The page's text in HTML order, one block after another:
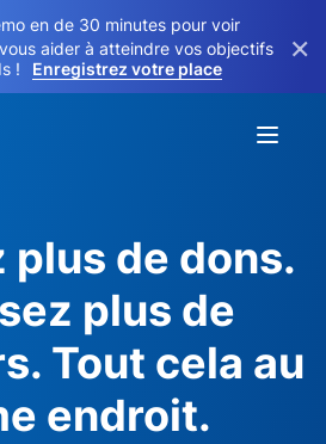
en de 30 minutes pour voir
aider à atteindre vos objectifs
!
Enregistrez votre place
×
plus de dons.
plus de
Tout cela au
endroit.